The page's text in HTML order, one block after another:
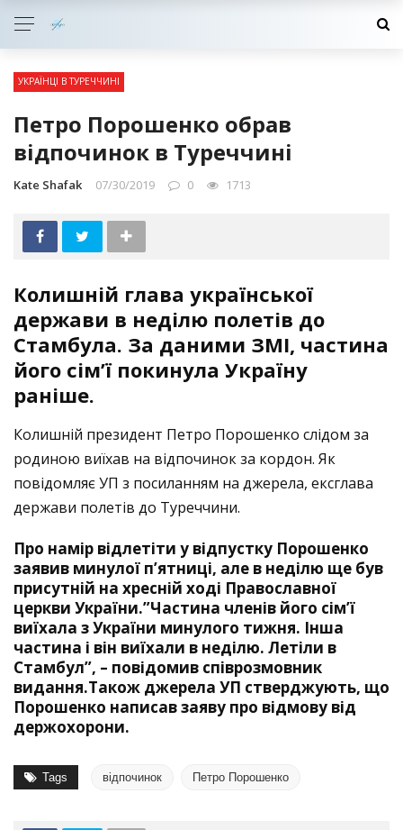
УКРАЇНЦІ В ТУРЕЧЧИНІ
Петро Порошенко обрав
відпочинок в Туреччині
Kate Shafak 07/30/2019 0 1713
Колишній глава української
держави в неділю полетів до
Стамбула. За даними ЗМІ, частина
його сім’ї покинула Україну
раніше.
Колишній президент Петро Порошенко слідом за
родиною виїхав на відпочинок за кордон. Як
повідомляєУП з посиланням на джерела, ексглава
держави полетів до Туреччини.
Про намір відлетіти у відпустку Порошенко
заявив минулої п’ятниці, але в неділю ще був
присутній на хресній ході Православної
церкви України.”Частина членів його сім’ї
виїхала з України минулого тижня. Інша
частина і він виїхали в неділю. Летіли в
Стамбул”, – повідомив співрозмовник
видання.Також джерела УП стверджують, що
Порошенко написав заяву про відмову від
держохорони.
Tags відпочинок Петро Порошенко